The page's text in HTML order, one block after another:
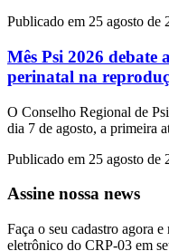
Publicado em 25 agosto de
Mês Psi 2026 debate
perinatal na
O Conselho Regional de
dia 7 de agosto, a primeira
Publicado em 25 agosto de
Assine nossa news
Faça o seu cadastro agora
eletrônico do CRP-03 em